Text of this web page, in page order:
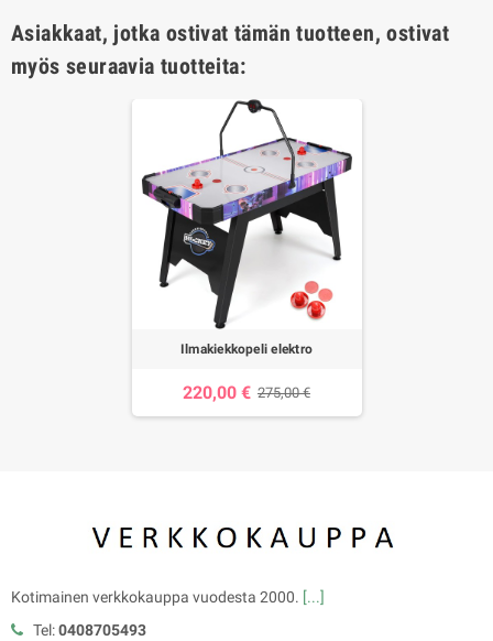
Asiakkaat, jotka ostivat tämän tuotteen, ostivat
myös seuraavia tuotteita:
Ilmakiekkopeli elektro
220,00 € 275,00 €
Kotimainen verkkokauppa vuodesta 2000. [...]
Tel:0408705493